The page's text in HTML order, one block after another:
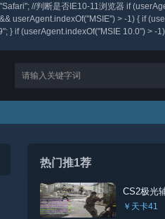
//判断是否IE10-11浏览器 if
userAgent.indexOf("MSIE") > -1) { if
} if (userAgent.indexOf("MSIE 10.0") > -
热门推1荐
￥天卡41